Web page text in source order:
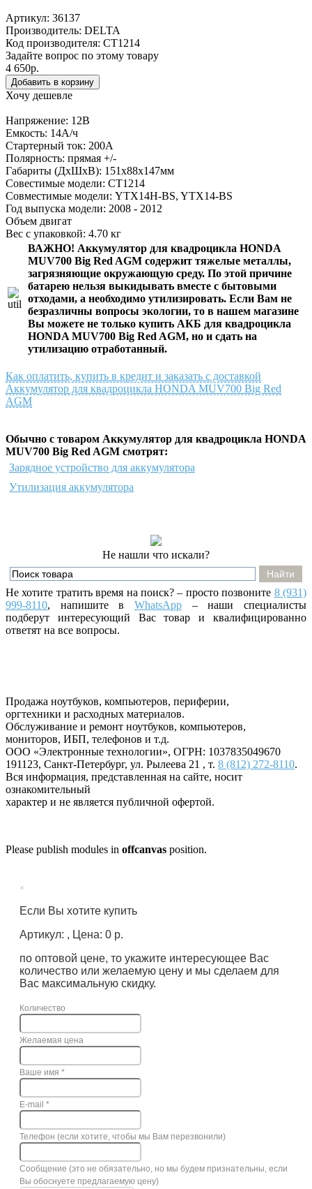
Артикул: 36137
Производитель: DELTA
Код производителя: CT1214
Задайте вопрос по этому товару
4 650р.
Хочу дешевле
Напряжение: 12В
Емкость: 14А/ч
Стартерный ток: 200А
Полярность: прямая +/-
Габариты (ДхШхВ): 151x88x147мм
Совестимые модели: CT1214
Совместимые модели: YTX14H-BS, YTX14-BS
Год выпуска модели: 2008 - 2012
Объем двигат
Вес с упаковкой: 4.70 кг
ВАЖНО! Аккумулятор для квадроцикла HONDA
MUV700 Big Red AGM содержит тяжелые металлы,
загрязняющие окружающую среду. По этой причине
батарею нельзя выкидывать вместе с бытовыми
отходами, а необходимо утилизировать. Если Вам не
безразличны вопросы экологии, то в нашем магазине
Вы можете не только купить АКБ для квадроцикла
HONDA MUV700 Big Red AGM, но и сдать на
утилизацию отработанный.
Как оплатить, купить в кредит и заказать с доставкой
Аккумулятор для квадроцикла HONDA MUV700 Big Red
AGM
Обычно с товаром Аккумулятор для квадроцикла HONDA
MUV700 Big Red AGM смотрят:
Зарядное устройство для аккумулятора
Утилизация аккумулятора
Не нашли что искали?
Не хотите тратить время на поиск? – просто позвоните 8 (931)
999-8110, напишитевWhatsApp – наши специалисты
подберут интересующий Вас товар и квалифицированно
ответят на все вопросы.
Продажа ноутбуков, компьютеров, периферии,
оргтехники и расходных материалов.
Обслуживание и ремонт ноутбуков, компьютеров,
мониторов, ИБП, телефонов и т.д.
ООО «Электронные технологии», ОГРН: 1037835049670
191123, Санкт-Петербург, ул. Рылеева 21 , т. 8 (812) 272-8110.
Вся информация, представленная на сайте, носит
ознакомительный
характер и не является публичной офертой.
Please publish modules in offcanvas position.
×
Если Вы хотите купить
Артикул: , Цена: 0 р.
по оптовой цене, то укажите интересующее Вас
количество или желаемую цену и мы сделаем для
Вас максимальную скидку.
Количество
Желаемая цена
Ваше имя *
E-mail *
Телефон (если хотите, чтобы мы Вам перезвонили)
Сообщение (это не обязательно, но мы будем признательны, если
Вы обоснуете предлагаемую цену)